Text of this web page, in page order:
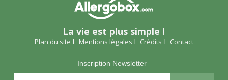
La vie est plus simple !
Plan du site Mentions légales Crédits Contact
Inscription Newsletter